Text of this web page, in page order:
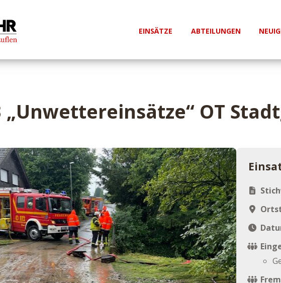
EINSÄTZE ABTEILUNGEN
„Unwettereinsätze“ OT